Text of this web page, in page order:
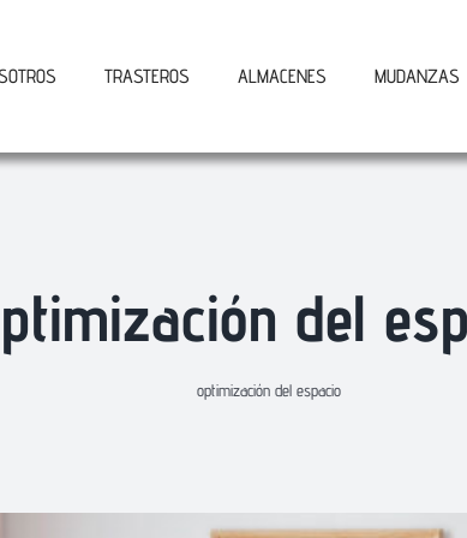
TRASTEROS ALMACENES MUDANZAS
del
optimización del espacio